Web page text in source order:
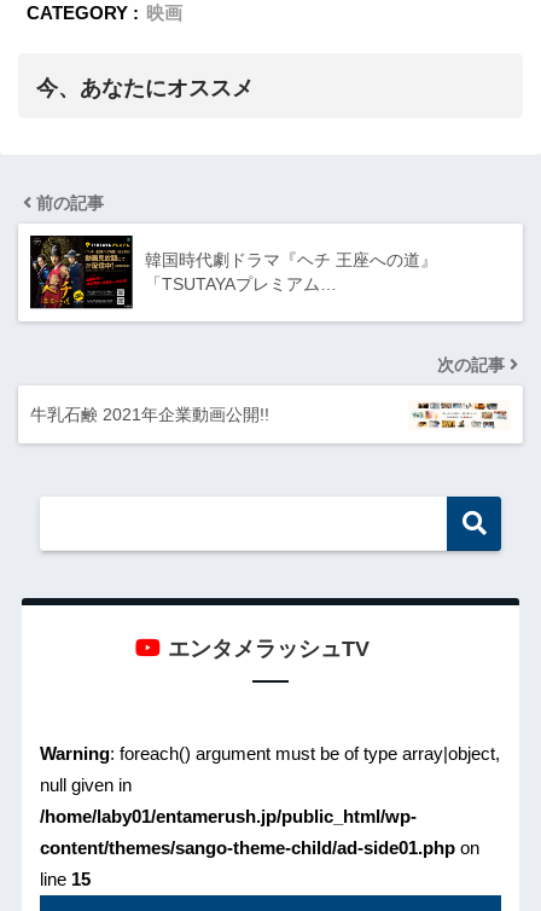
CATEGORY : 映画
今、あなたにオススメ
前の記事
韓国時代劇ドラマ『ヘチ 王座への道』
「TSUTAYAプレミアム…
次の記事
牛乳石鹸 2021年企業動画公開!!
エンタメラッシュTV
Warning: foreach() argument must be of type array|object,
null given in
/home/laby01/entamerush.jp/public_html/wp-
content/themes/sango-theme-child/ad-side01.phpon
line 15